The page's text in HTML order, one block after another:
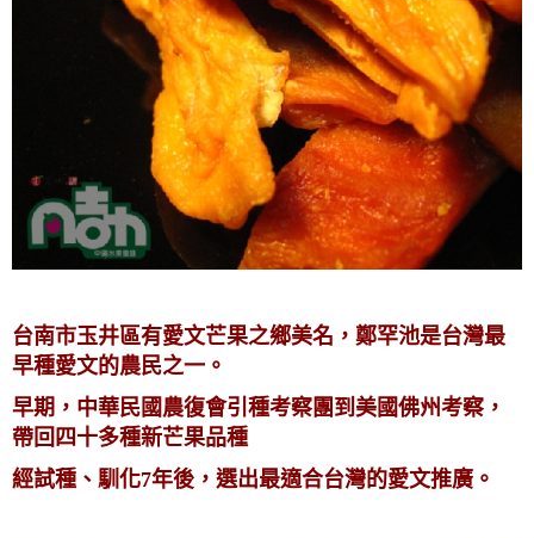
台南市玉井區有愛文芒果之鄉美名，鄭罕池是台灣最
早種愛文的農民之一。
早期，中華民國農復會引種考察團到美國佛州考察，
帶回四十多種新芒果品種
經試種、馴化7年後，選出最適合台灣的愛文推廣。